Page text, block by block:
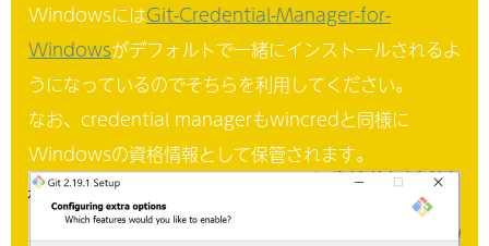
WindowsにはGit-Credential-Manager-for-
Windowsがデフォルトで一緒にインストールされるよ
うになっているのでそちらを利用してください。
なお、credential managerもwincredと同様に
Windowsの資格情報として保管されます。